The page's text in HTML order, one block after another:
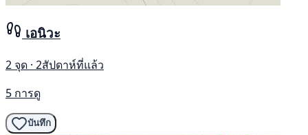
เอนิวะ
2 จุด · 2สัปดาห์ที่แล้ว
5 การดู
บันทึก